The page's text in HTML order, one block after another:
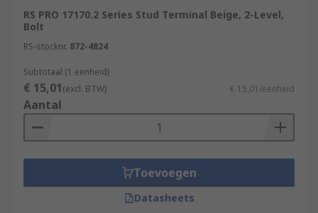
RS PRO 17170.2 Series Stud Terminal Beige, 2-Level,
Bolt
RS-stocknr. 872-4824
Subtotaal (1 eenheid)
€ 15,01(excl. BTW) € 15,01/eenheid
Aantal
Toevoegen
Datasheets